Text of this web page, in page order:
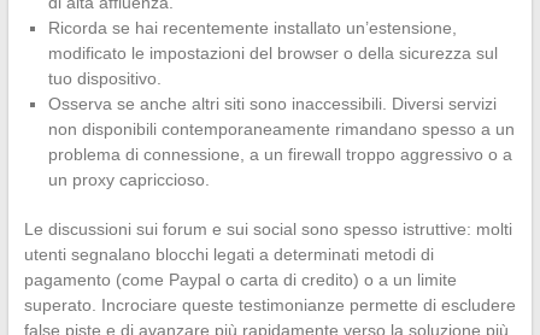
Ricorda se hai recentemente installato un’estensione,
modificato le impostazioni del browser o della sicurezza sul
tuo dispositivo.
Osserva se anche altri siti sono inaccessibili. Diversi servizi
non disponibili contemporaneamente rimandano spesso a un
problema di connessione, a un firewall troppo aggressivo o a
un proxy capriccioso.
Le discussioni sui forum e sui social sono spesso istruttive: molti
utenti segnalano blocchi legati a determinati metodi di
pagamento (come Paypal o carta di credito) o a un limite
superato. Incrociare queste testimonianze permette di escludere
false piste e di avanzare più rapidamente verso la soluzione più